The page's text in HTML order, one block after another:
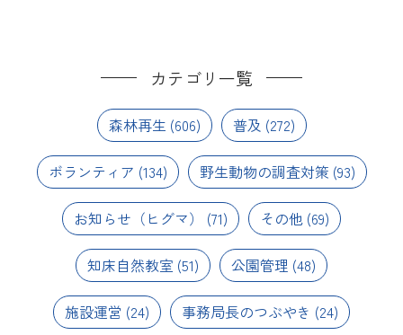
カテゴリ一覧
森林再生 (606) 普及 (272)
ボランティア (134) 野生動物の調査対策 (93)
お知らせ（ヒグマ） (71) その他 (69)
知床自然教室 (51) 公園管理 (48)
施設運営 (24) 事務局長のつぶやき (24)